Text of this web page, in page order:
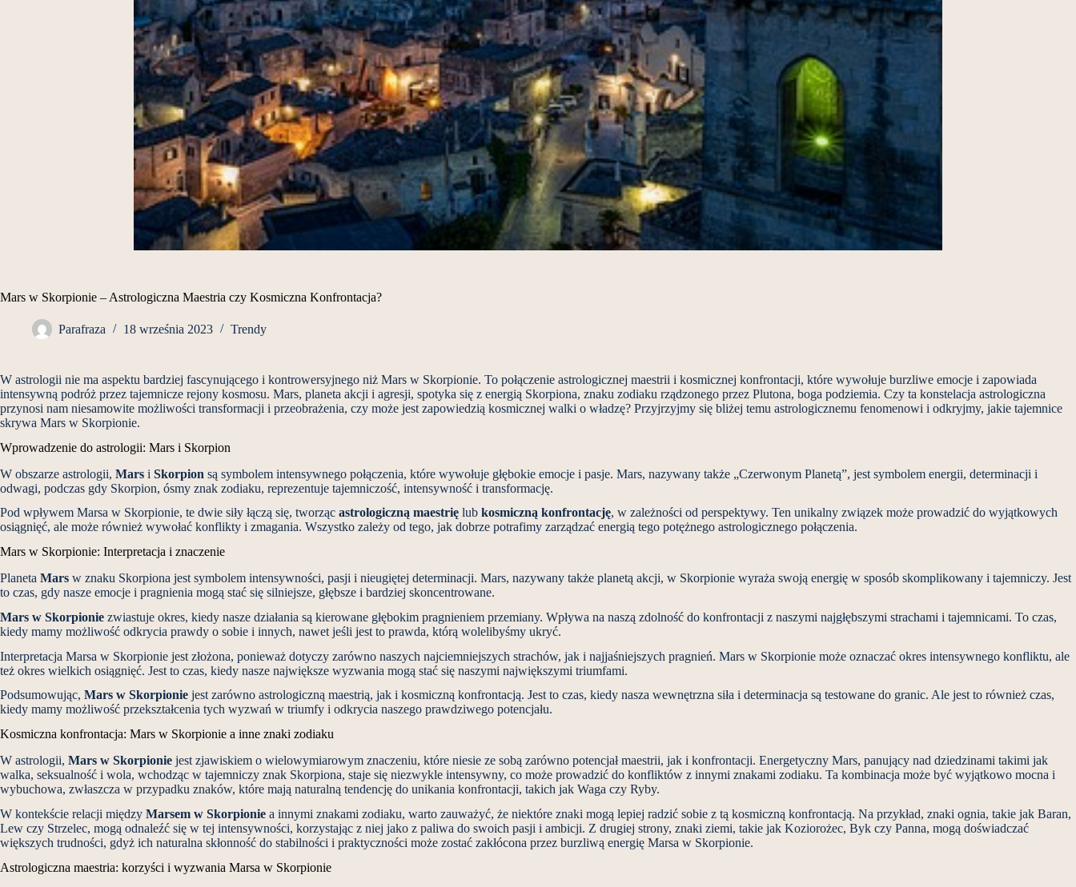
Mars w Skorpionie – Astrologiczna Maestria czy Kosmiczna Konfrontacja?
Parafraza 18 września 2023 Trendy
W astrologii nie ma aspektu bardziej fascynującego i kontrowersyjnego niż Mars w Skorpionie. To połączenie astrologicznej maestrii i kosmicznej konfrontacji, które wywołuje burzliwe emocje i zapowiada
intensywną podróż przez tajemnicze rejony kosmosu. Mars, planeta akcji i agresji, spotyka się z energią Skorpiona, znaku zodiaku rządzonego przez Plutona, boga podziemia. Czy ta konstelacja astrologiczna
przynosi nam niesamowite możliwości transformacji i przeobrażenia, czy może jest zapowiedzią kosmicznej walki o władzę? Przyjrzyjmy się bliżej temu astrologicznemu fenomenowi i odkryjmy, jakie tajemnice
skrywa Mars w Skorpionie.
Wprowadzenie do astrologii: Mars i Skorpion
W obszarze astrologii, Mars i Skorpion są symbolem intensywnego połączenia, które wywołuje głębokie emocje i pasje. Mars, nazywany także „Czerwonym Planetą”, jest symbolem energii, determinacji i
odwagi, podczas gdy Skorpion, ósmy znak zodiaku, reprezentuje tajemniczość, intensywność i transformację.
Pod wpływem Marsa w Skorpionie, te dwie siły łączą się, tworząc astrologiczną maestrię lub kosmiczną konfrontację, w zależności od perspektywy. Ten unikalny związek może prowadzić do wyjątkowych
osiągnięć, ale może również wywołać konflikty i zmagania. Wszystko zależy od tego, jak dobrze potrafimy zarządzać energią tego potężnego astrologicznego połączenia.
Mars w Skorpionie: Interpretacja i znaczenie
Planeta Mars w znaku Skorpiona jest symbolem intensywności, pasji i nieugiętej determinacji. Mars, nazywany także planetą akcji, w Skorpionie wyraża swoją energię w sposób skomplikowany i tajemniczy. Jest
to czas, gdy nasze emocje i pragnienia mogą stać się silniejsze, głębsze i bardziej skoncentrowane.
Mars w Skorpionie zwiastuje okres, kiedy nasze działania są kierowane głębokim pragnieniem przemiany. Wpływa na naszą zdolność do konfrontacji z naszymi najgłębszymi strachami i tajemnicami. To czas,
kiedy mamy możliwość odkrycia prawdy o sobie i innych, nawet jeśli jest to prawda, którą wolelibyśmy ukryć.
Interpretacja Marsa w Skorpionie jest złożona, ponieważ dotyczy zarówno naszych najciemniejszych strachów, jak i najjaśniejszych pragnień. Mars w Skorpionie może oznaczać okres intensywnego konfliktu, ale
też okres wielkich osiągnięć. Jest to czas, kiedy nasze największe wyzwania mogą stać się naszymi największymi triumfami.
Podsumowując, Mars w Skorpionie jest zarówno astrologiczną maestrią, jak i kosmiczną konfrontacją. Jest to czas, kiedy nasza wewnętrzna siła i determinacja są testowane do granic. Ale jest to również czas,
kiedy mamy możliwość przekształcenia tych wyzwań w triumfy i odkrycia naszego prawdziwego potencjału.
Kosmiczna konfrontacja: Mars w Skorpionie a inne znaki zodiaku
W astrologii, Mars w Skorpionie jest zjawiskiem o wielowymiarowym znaczeniu, które niesie ze sobą zarówno potencjał maestrii, jak i konfrontacji. Energetyczny Mars, panujący nad dziedzinami takimi jak
walka, seksualność i wola, wchodząc w tajemniczy znak Skorpiona, staje się niezwykle intensywny, co może prowadzić do konfliktów z innymi znakami zodiaku. Ta kombinacja może być wyjątkowo mocna i
wybuchowa, zwłaszcza w przypadku znaków, które mają naturalną tendencję do unikania konfrontacji, takich jak Waga czy Ryby.
W kontekście relacji między Marsem w Skorpionie a innymi znakami zodiaku, warto zauważyć, że niektóre znaki mogą lepiej radzić sobie z tą kosmiczną konfrontacją. Na przykład, znaki ognia, takie jak Baran,
Lew czy Strzelec, mogą odnaleźć się w tej intensywności, korzystając z niej jako z paliwa do swoich pasji i ambicji. Z drugiej strony, znaki ziemi, takie jak Koziorożec, Byk czy Panna, mogą doświadczać
większych trudności, gdyż ich naturalna skłonność do stabilności i praktyczności może zostać zakłócona przez burzliwą energię Marsa w Skorpionie.
Astrologiczna maestria: korzyści i wyzwania Marsa w Skorpionie